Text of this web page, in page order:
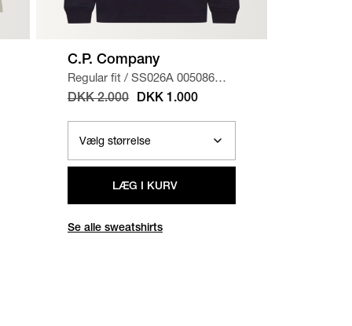
C.P. Company
Regular fit / SS026A 005086W
SWEATSHIRT / NAVY
DKK 2.000 DKK 1.000
LÆG I KURV
Se alle sweatshirts